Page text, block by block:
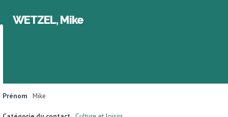
WETZEL, Mike
Prénom Mike